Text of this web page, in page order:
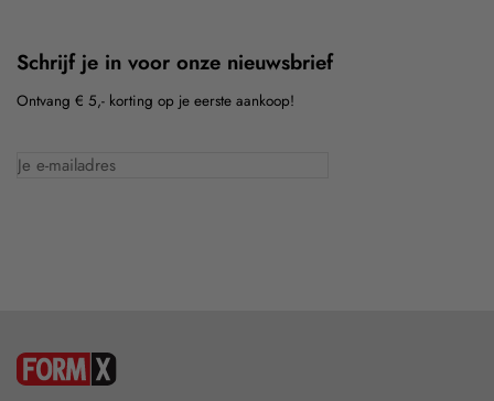
Schrijf je in voor onze nieuwsbrief
Ontvang € 5,- korting op je eerste aankoop!